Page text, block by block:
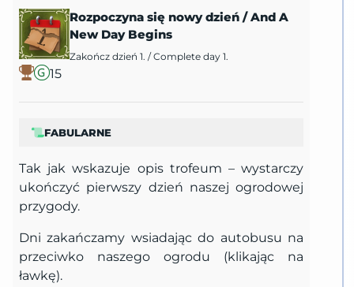
15
Rozpoczyna się nowy dzień /And A
New Day Begins
Zakończ dzień 1. /Complete day 1.
FABULARNE
Tak jak wskazuje opis trofeum – wystarczy
ukończyć pierwszy dzień naszej ogrodowej
przygody.
Dni zakańczamy wsiadając do autobusu na
przeciwko naszego ogrodu (klikając na
ławkę).